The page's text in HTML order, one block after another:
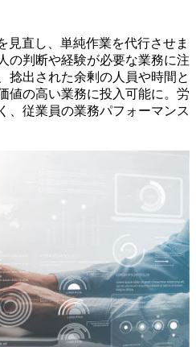
見直し、単純作業を代行させま
の判断や経験が必要な業務に注
捻出された余剰の人員や時間と
値の高い業務に投入可能に。労
、従業員の業務パフォーマンス